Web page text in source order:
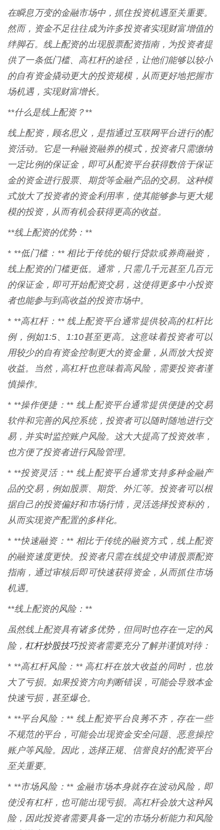
在瞬息万变的金融市场中，抓住投资机遇至关重要。
然而，资金不足往往成为许多投资者实现财富增值的
绊脚石。线上配资的出现股票配资指南，为投资者提
供了一条低门槛、高杠杆的途径，让他们能够以较小
的自有资金撬动更大的投资规模，从而更好地把握市
场机遇，实现财富增长。
**什么是线上配资？**
线上配资，顾名思义，是指通过互联网平台进行的配
资活动。它是一种融资融券的模式，投资者只需缴纳
一定比例的保证金，即可从配资平台获得数倍于保证
金的资金进行股票、期货等金融产品的交易。这种模
式放大了投资者的资金利用率，使其能够参与更大规
模的投资，从而有机会获得更高的收益。
**线上配资的优势：**
* **低门槛：** 相比于传统的银行贷款或券商融资，
线上配资的门槛更低。通常，只需几千元甚至几百元
的保证金，即可开始配资交易，这使得更多中小投资
者也能参与到高收益的投资市场中。
* **高杠杆：** 线上配资平台通常提供较高的杠杆比
例，例如1:5、1:10甚至更高。这意味着投资者可以
用较少的自有资金控制更大的资金量，从而放大投资
收益。当然，高杠杆也意味着高风险，需要投资者谨
慎操作。
* **操作便捷：** 线上配资平台通常提供便捷的交易
软件和完善的风控系统，投资者可以随时随地进行交
易，并实时监控账户风险。这大大提高了投资效率，
也方便了投资者进行风险管理。
* **投资灵活：** 线上配资平台通常支持多种金融产
品的交易，例如股票、期货、外汇等。投资者可以根
据自己的投资偏好和市场行情，灵活选择投资标的，
从而实现资产配置的多样化。
* **快速融资：** 相比于传统的融资方式，线上配资
的融资速度更快。投资者只需在线提交申请股票配资
指南，通过审核后即可快速获得资金，从而抓住市场
机遇。
**线上配资的风险：**
虽然线上配资具有诸多优势，但同时也存在一定的风
险， 杠杆炒股技巧投资者需要充分了解并谨慎对待：
* **高杠杆风险：** 高杠杆在放大收益的同时，也放
大了亏损。如果投资方向判断错误，可能会导致本金
快速亏损，甚至爆仓。
* **平台风险：** 线上配资平台良莠不齐，存在一些
不规范的平台，可能会出现资金安全问题、恶意操控
账户等风险。因此，选择正规、信誉良好的配资平台
至关重要。
* **市场风险：** 金融市场本身就存在波动风险，即
使没有杠杆，也可能出现亏损。高杠杆会放大这种风
险，因此投资者需要具备一定的市场分析能力和风险